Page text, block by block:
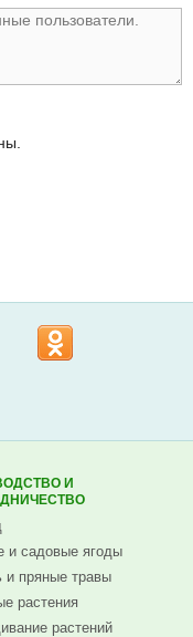
И
и садовые ягоды
и пряные травы
растения
растений